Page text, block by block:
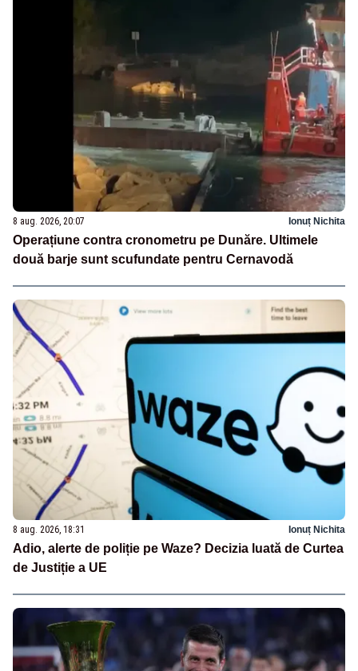
8 aug. 2026, 20:07 Ionuț Nichita
Operațiune contra cronometru pe Dunăre. Ultimele
două barje sunt scufundate pentru Cernavodă
8 aug. 2026, 18:31 Ionuț Nichita
Adio, alerte de poliție pe Waze? Decizia luată de Curtea
de Justiție a UE